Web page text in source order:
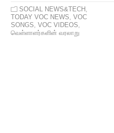
SOCIAL NEWS&TECH ,
TODAY VOC NEWS,VOC
SONGS,VOC VIDEOS,
வெள்ளாளர்களின் வரலாறு